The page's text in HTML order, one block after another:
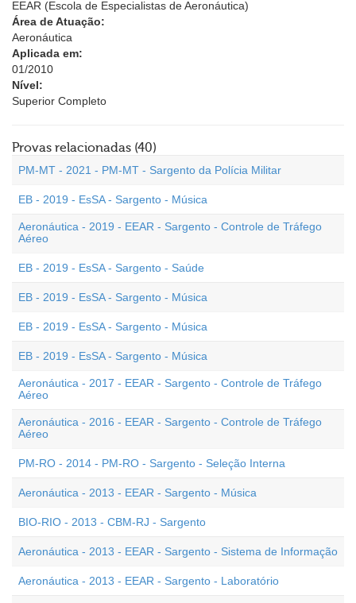
EEAR (Escola de Especialistas de Aeronáutica)
Área de Atuação:
Aeronáutica
Aplicada em:
01/2010
Nível:
Superior Completo
Provas relacionadas (40)
PM-MT - 2021 - PM-MT - Sargento da Polícia Militar
EB - 2019 - EsSA - Sargento - Música
Aeronáutica - 2019 - EEAR - Sargento - Controle de Tráfego
Aéreo
EB - 2019 - EsSA - Sargento - Saúde
EB - 2019 - EsSA - Sargento - Música
EB - 2019 - EsSA - Sargento - Música
EB - 2019 - EsSA - Sargento - Música
Aeronáutica - 2017 - EEAR - Sargento - Controle de Tráfego
Aéreo
Aeronáutica - 2016 - EEAR - Sargento - Controle de Tráfego
Aéreo
PM-RO - 2014 - PM-RO - Sargento - Seleção Interna
Aeronáutica - 2013 - EEAR - Sargento - Música
BIO-RIO - 2013 - CBM-RJ - Sargento
Aeronáutica - 2013 - EEAR - Sargento - Sistema de Informação
Aeronáutica - 2013 - EEAR - Sargento - Laboratório